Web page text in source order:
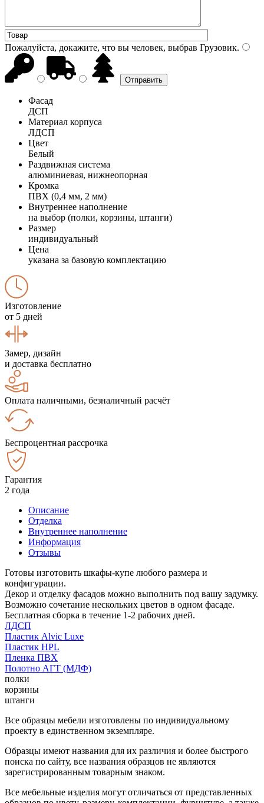
Пожалуйста, докажите, что вы человек, выбрав Грузовик.
Фасад
ДСП
Материал корпуса
ЛДСП
Цвет
Белый
Раздвижная система
алюминиевая, нижнеопорная
Кромка
ПВХ (0,4 мм, 2 мм)
Внутреннее наполнение
на выбор (полки, корзины, штанги)
Размер
индивидуальный
Цена
указана за базовую комплектацию
Изготовление
от 5 дней
Замер, дизайн
и доставка бесплатно
Оплата наличными, безналичный расчёт
Беспроцентная рассрочка
Гарантия
2 года
Описание
Отделка
Внутреннее наполнение
Информация
Отзывы
Готовы изготовить шкафы-купе любого размера и
конфигурации.
Декор и отделку фасадов можно выполнить под вашу задумку.
Возможно сочетание нескольких цветов в одном фасаде.
Бесплатная сборка в течение 1-2 рабочих дней.
ЛДСП
Пластик Alvic Luxe
Пластик HPL
Пленка ПВХ
Полотно АГТ (МДФ)
полки
корзины
штанги
Все образцы мебели изготовлены по индивидуальному
проекту в единственном экземпляре.
Образцы имеют названия для их различия и более быстрого
поиска по сайту, все названия образцов не являются
зарегистрированным товарным знаком.
Все мебельные изделия могут отличаться от представленных